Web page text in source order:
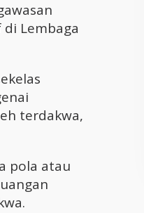
Lembaga
terdakwa,
pola atau